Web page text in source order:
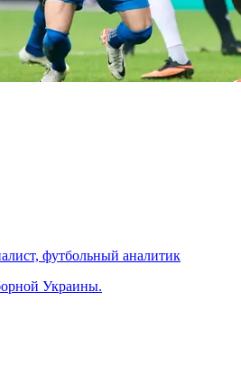
футбольный аналитик
Украины.